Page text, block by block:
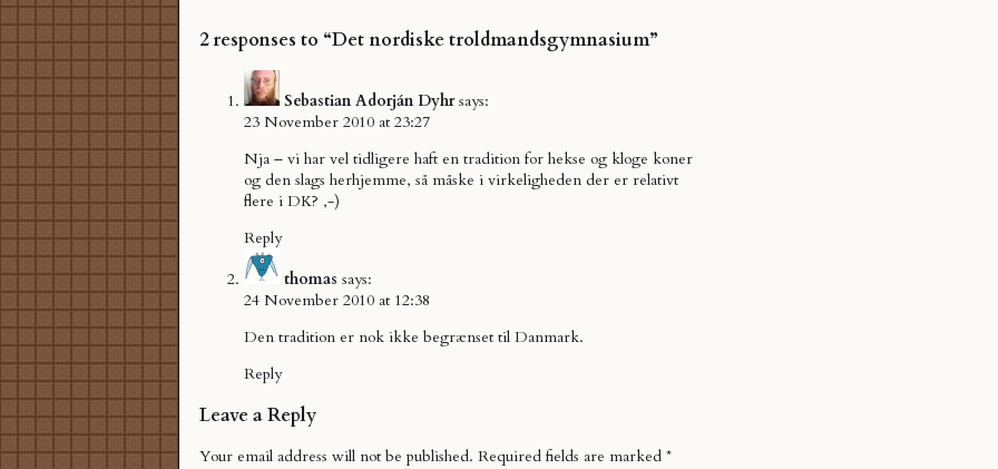
2 responses to “Det nordiske troldmandsgymnasium”
Sebastian Adorján Dyhr says:
23 November 2010 at 23:27
Nja – vi har vel tidligere haft en tradition for hekse og kloge koner
og den slags herhjemme, så måske i virkeligheden der er relativt
flere i DK? ,-)
Reply
thomas says:
24 November 2010 at 12:38
Den tradition er nok ikke begrænset til Danmark.
Reply
Leave a Reply
Your email address will not be published. Required fields are marked *